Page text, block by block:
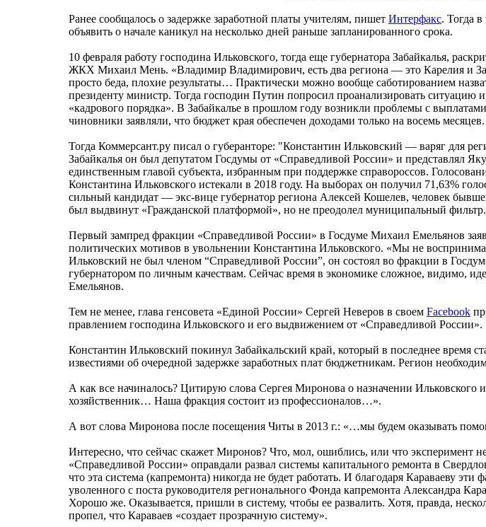
Ранее сообщалось о задержке заработной платы учителям, пишет Интерфакс. Тогда
объявить о начале каникул на несколько дней раньше запланированного срока.
10 февраля работу господина Ильковского, тогда еще губернатора Забайкалья,
ЖКХ Михаил Мень. «Владимир Владимирович, есть два региона — это Карелия и
просто беда, плохие результаты… Практически можно вообще саботированием
президенту министр. Тогда господин Путин попросил проанализировать ситуацию
«кадрового порядка». В Забайкалье в прошлом году возникли проблемы с
чиновники заявляли, что бюджет края обеспечен доходами только на восемь месяцев.
Тогда Коммерсант.ру писал о губеранторе: "Константин Ильковский — варяг для
Забайкалья он был депутатом Госдумы от «Справедливой России» и представлял
единственным главой субъекта, избранным при поддержке справороссов.
Константина Ильковского истекали в 2018 году. На выборах он получил 71,63%
сильный кандидат — экс-вице губернатор региона Алексей Кошелев, человек
был выдвинут «Гражданской платформой», но не преодолел муниципальный фильтр.
Первый зампред фракции «Справедливой России» в Госдуме Михаил Емельянов
политических мотивов в увольнении Константина Ильковского. «Мы не
Ильковский не был членом “Справедливой России”, он состоял во фракции в
губернатором по личным качествам. Сейчас время в экономике сложное, видимо,
Емельянов.
Тем не менее, глава генсовета «Единой России» Сергей Неверов в своем Facebook
правлением господина Ильковского и его выдвижением от «Справедливой России».
Константин Ильковский покинул Забайкальский край, который в последнее время
известиями об очередной задержке заработных плат бюджетникам. Регион
А как все начиналось? Цитирую слова Сергея Миронова о назначении Ильковского
хозяйственник… Наша фракция состоит из профессионалов…».
А вот слова Миронова после посещения Читы в 2013 г.: «…мы будем оказывать
Интересно, что сейчас скажет Миронов? Что, мол, ошиблись, или что эксперимент не
«Справедливой России» оправдали развал системы капитального ремонта в
что эта система (капремонта) никогда не будет работать. И благодаря Караваеву
уволенного с поста руководителя регионального Фонда капремонта Александра
Хорошо же. Оказывается, пришли в систему, чтобы ее развалить. Хотя, правда,
пропел, что Караваев «создает прозрачную систему».